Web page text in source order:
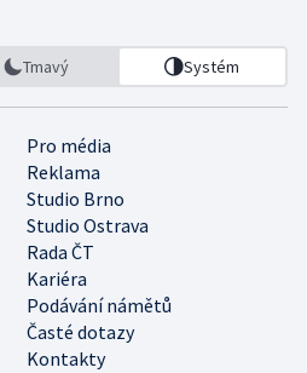
Tmavý Systém
Pro média
Reklama
Studio Brno
Studio Ostrava
Rada ČT
Kariéra
Podávání námětů
Časté dotazy
Kontakty